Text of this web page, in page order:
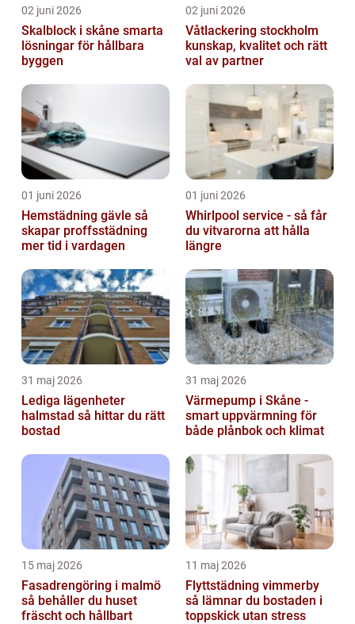
02 juni 2026
Skalblock i skåne smarta
lösningar för hållbara
byggen
02 juni 2026
Våtlackering stockholm
kunskap, kvalitet och rätt
val av partner
01 juni 2026
Hemstädning gävle så
skapar proffsstädning
mer tid i vardagen
01 juni 2026
Whirlpool service - så får
du vitvarorna att hålla
längre
31 maj 2026
Lediga lägenheter
halmstad så hittar du rätt
bostad
31 maj 2026
Värmepump i Skåne -
smart uppvärmning för
både plånbok och klimat
15 maj 2026
Fasadrengöring i malmö
så behåller du huset
fräscht och hållbart
11 maj 2026
Flyttstädning vimmerby
så lämnar du bostaden i
toppskick utan stress